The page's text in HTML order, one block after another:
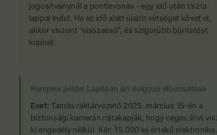
jogosítványnál a pontlevonás - egy idő után tiszta
lappal indul. Ha ez idő alatt újabb vétséget követ el,
akkor viszont "visszaeső", és szigorúbb büntetést
kaphat.
Komplex példa: Lopáson ért dolgozó elbocsátása
Eset: Tamás raktárvezető 2025. március 15-én a
biztonsági kamerán rajtakapják, hogy céges árut
ki engedély nélkül. Kár: 15.000 lej értékű elektronika.